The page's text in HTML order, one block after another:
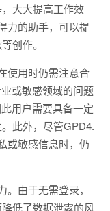
大大提高工作效
力的助手，可以提
创作。
使用时仍需注意合
或敏感领域的问题
用户需要具备一定
此外，尽管GPD4.
或敏感信息时，仍
由于无需登录，
低了数据泄露的风